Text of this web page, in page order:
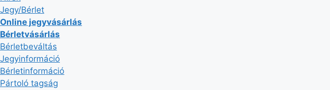
Jegy/Bérlet
Online jegyvásárlás
Bérletvásárlás
Bérletbeváltás
Jegyinformáció
Bérletinformáció
Pártoló tagság